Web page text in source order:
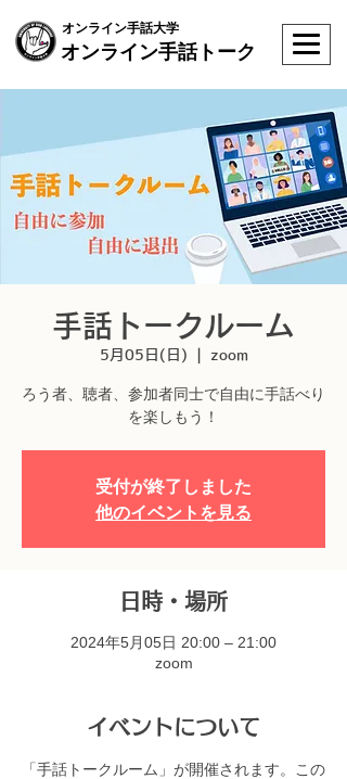
オンライン手話大学
オンライン手話トーク
手話トークルーム
5月05日(日) zoom
ろう者、聴者、参加者同士で自由に手話べり
を楽しもう！
受付が終了しました
他のイベントを見る
日時・場所
2024年5月05日 20:00 – 21:00
zoom
イベントについて
「手話トークルーム」が開催されます。この